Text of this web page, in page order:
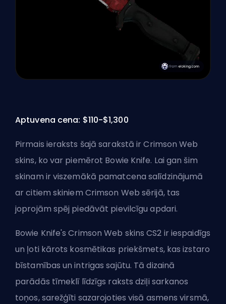
Aptuvena cena: $110-$1,300
Pirmais ieraksts šajā sarakstā ir Crimson Web
skins, ko var piemērot Bowie Knife. Lai gan šim
skinam ir viszemākā pamatcena salīdzinājumā
ar citiem skiniem Crimson Web sērijā, tas
joprojām spēj piedāvāt pievilcīgu apdari.
Bowie Knife's Crimson Web skins CS2 ir iespaidīgs
un ļoti kārots kosmētikas priekšmets, kas izstaro
bīstamības un intrigas sajūtu. Tā dizainā
parādās tīmeklī līdzīgs raksts dziļi sarkanos
toņos, sarežģīti sazarojoties visā asmens virsmā,